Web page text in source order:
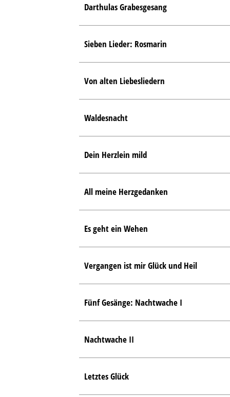
Darthulas Grabesgesang
Sieben Lieder: Rosmarin
Von alten Liebesliedern
Waldesnacht
Dein Herzlein mild
All meine Herzgedanken
Es geht ein Wehen
Vergangen ist mir Glück und Heil
Fünf Gesänge: Nachtwache I
Nachtwache II
Letztes Glück